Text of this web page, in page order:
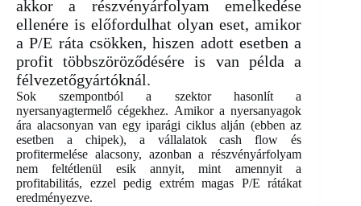
akkor a részvényárfolyam emelkedése
ellenére is előfordulhat olyan eset, amikor
a P/E ráta csökken, hiszen adott esetben a
profit többszöröződésére is van példa a
félvezetőgyártóknál.
Sok szempontból a szektor hasonlít a
nyersanyagtermelő cégekhez. Amikor a nyersanyagok
ára alacsonyan van egy iparági ciklus alján (ebben az
esetben a chipek), a vállalatok cash flow és
profitermelése alacsony, azonban a részvényárfolyam
nem feltétlenül esik annyit, mint amennyit a
profitabilitás, ezzel pedig extrém magas P/E rátákat
eredményezve.